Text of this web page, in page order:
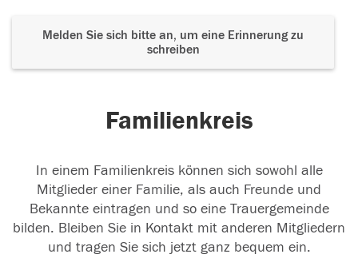
Melden Sie sich bitte an, um eine Erinnerung zu
schreiben
Familienkreis
In einem Familienkreis können sich sowohl alle
Mitglieder einer Familie, als auch Freunde und
Bekannte eintragen und so eine Trauergemeinde
bilden. Bleiben Sie in Kontakt mit anderen Mitgliedern
und tragen Sie sich jetzt ganz bequem ein.